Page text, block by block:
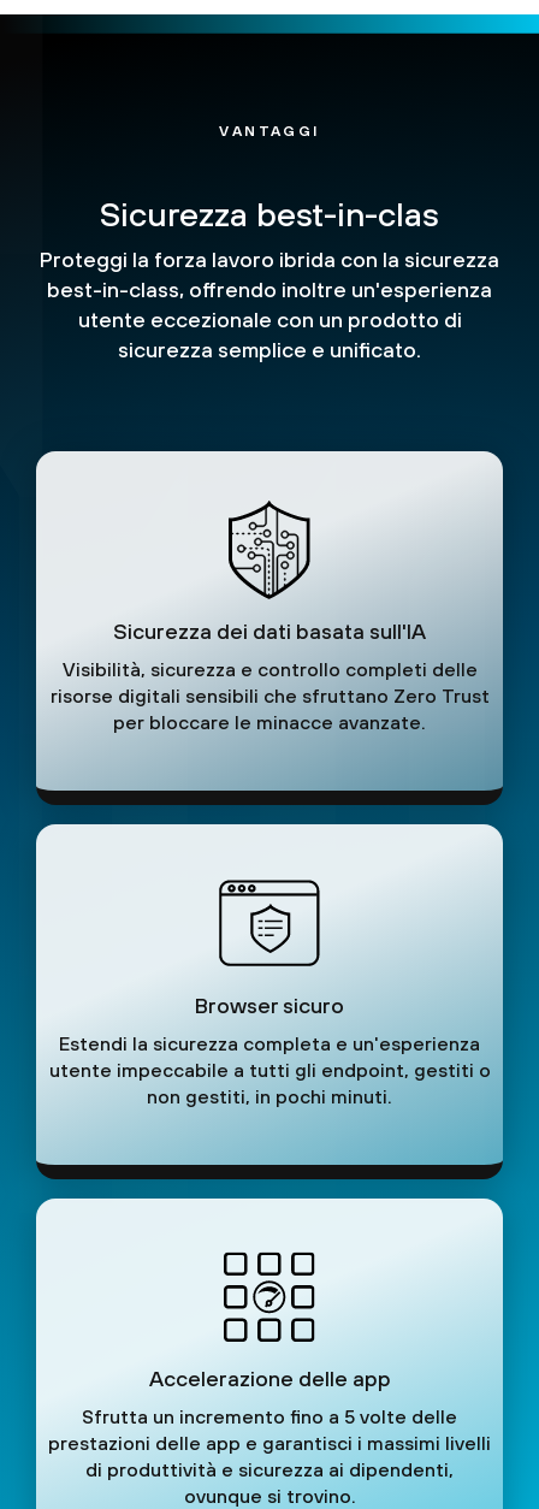
VANTAGGI
Sicurezza best-in-clas
Proteggi la forza lavoro ibrida con la sicurezza
best-in-class, offrendo inoltre un'esperienza
utente eccezionale con un prodotto di
sicurezza semplice e unificato.
Sicurezza dei dati basata sull'IA
Visibilità, sicurezza e controllo completi delle
risorse digitali sensibili che sfruttano Zero Trust
per bloccare le minacce avanzate.
Browser sicuro
Estendi la sicurezza completa e un'esperienza
utente impeccabile a tutti gli endpoint, gestiti o
non gestiti, in pochi minuti.
Accelerazione delle app
Sfrutta un incremento fino a 5 volte delle
prestazioni delle app e garantisci i massimi livelli
di produttività e sicurezza ai dipendenti,
ovunque si trovino.